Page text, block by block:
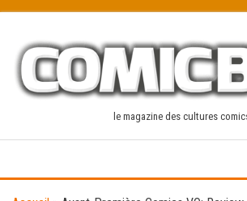
content
le magazine des cultures